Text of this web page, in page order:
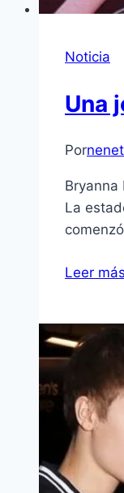
Noticia
Una
Por
Bryanna
La
Leer más